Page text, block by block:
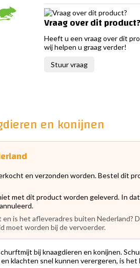
Vraag over dit product?
Heeft u een vraag over dit
wij helpen u graag verder!
Stuur vraag
en konijnen
en verzonden worden. Bestel dit
met dit product worden geleverd. In
is het afleveradres buiten Nederland?
moet worden bij de vervoerder.
bij knaagdieren en konijnen.
klachten snel kunnen verergeren, is